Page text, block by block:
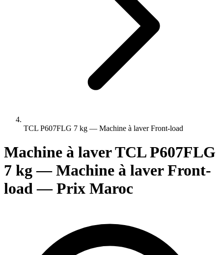
TCL P607FLG 7 kg — Machine à laver Front-load
Machine à laver TCL P607FLG
7 kg — Machine à laver Front-
load — Prix Maroc